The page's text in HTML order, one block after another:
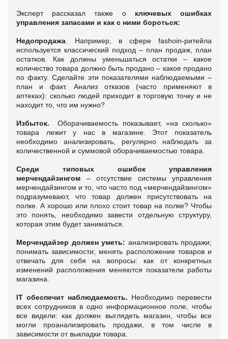
Эксперт рассказал также оключевых ошибках
управления запасами и как с ними бороться:
Недопродажа. Например, в сфере fashoin-ритейла
используется классический подход – план продаж, план
остатков. Как должны уменьшаться остатки – какое
количество товара должно быть продано – какое продано
по факту. Сделайте эти показателями наблюдаемыми –
план и факт. Анализ отказов (часто применяют в
аптеках): сколько людей приходит в торговую точку и не
находит то, что им нужно?
Избыток. Оборачиваемость показывает, «на сколько»
товара лежит у нас в магазине. Этот показатель
необходимо анализировать, регулярно наблюдать за
количественной и суммовой оборачиваемостью товара.
Среди типовых ошибок управления
мерчендайзингом –
отсутствие системы управления
мерчендайзингом и то, что часто под «мерчендайзингом»
подразумевают, что товар должен присутствовать на
полке. А хорошо или плохо стоит товар на полке? Чтобы
это понять, необходимо завести отдельную структуру,
которая этим будет заниматься.
Мерчендайзер должен уметь: анализировать продажи;
понимать зависимости; менять расположение товаров и
отвечать для себя на вопросы: как от конкретных
изменений расположения меняются показатели работы
магазина.
IT обеспечит наблюдаемость. Необходимо перевести
всех сотрудников в одно информационное поле, чтобы
все видели: как должен выглядеть магазин, чтобы все
могли проанализировать продажи, в том числе в
зависимости от выкладки товара.